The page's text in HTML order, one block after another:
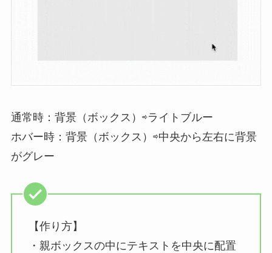
通常時：背景（ボックス）⇨ライトブルー
ホバー時：背景（ボックス）⇨中央から左右に背景
がグレー
【作り方】
・親ボックスの中にテキストを中央に配置